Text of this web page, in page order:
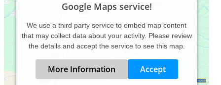
Google Maps service!
We use a third party service to embed map content
that may collect data about your activity. Please review
the details and accept the service to see this map.
More Information Accept